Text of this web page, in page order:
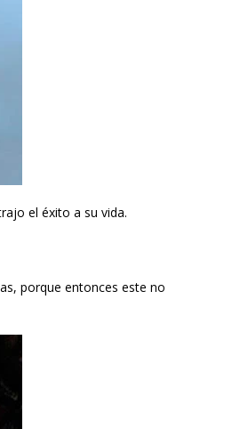
el éxito a su vida.
porque entonces este no